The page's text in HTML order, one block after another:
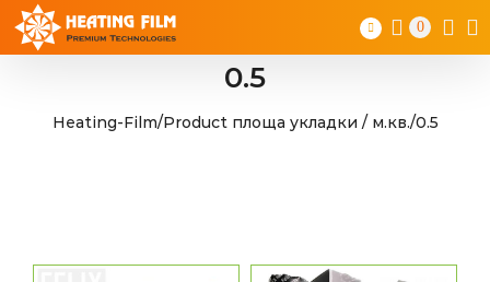
Skip
0
0.5
Heating-Film/Product площа укладки / м.кв./0.5